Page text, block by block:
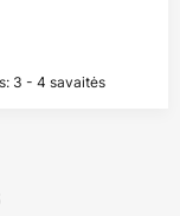
3 - 4 savaitės